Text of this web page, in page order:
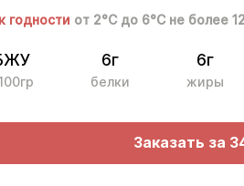
годности от 2°С до 6°С не более
6г
белки
6г
жиры
Заказать за